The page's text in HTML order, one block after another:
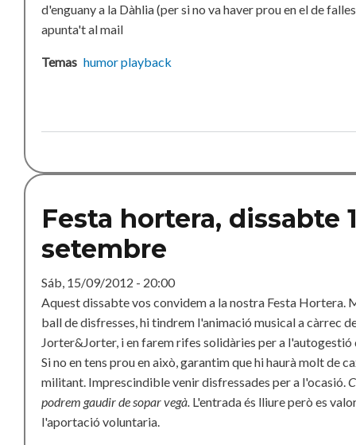
d'enguany a la Dàhlia (per si no va haver prou en el de
apunta't al mail
Temas humorplayback
Festa hortera, dissabte
setembre
Sáb, 15/09/2012 - 20:00
Aquest dissabte vos convidem a la nostra Festa Hortera.
ball de disfresses, hi tindrem l'animació musical a càrrec
Jorter&Jorter, i en farem rifes solidàries per a
Si no en tens prou en això, garantim que hi haurà molt de
militant. Imprescindible venir disfressades per a l'ocasió.
podrem gaudir de sopar vegà. L'entrada és lliure però es
l'aportació voluntaria.